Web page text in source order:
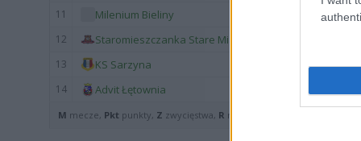
11 Milenium Bieliny
12 Staromieszczanka Stare Miasto
13 KS Sarzyna
14 Advit Łętownia
M mecze, Pkt punkty, Z zwycięstwa, R remisy,